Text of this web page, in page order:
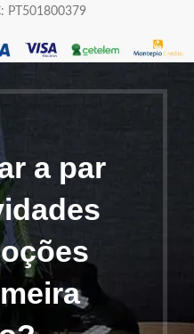
PT501800379
a par